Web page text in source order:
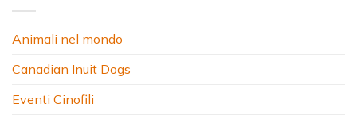
Animali nel mondo
Canadian Inuit Dogs
Eventi Cinofili